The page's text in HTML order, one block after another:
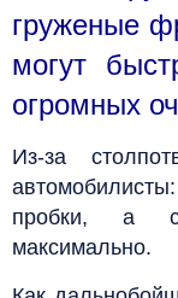
груженые
могут
огромных
Из-за
пробки, а
максимально.